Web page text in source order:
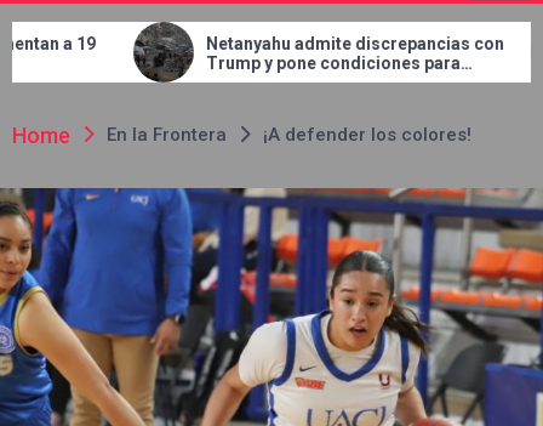
Netanyahu admite discrepancias con
Trump y pone condiciones para
retirar tropas de Gaza
Concluye
en el bulevar
Home En la Frontera ¡A defender los colores!